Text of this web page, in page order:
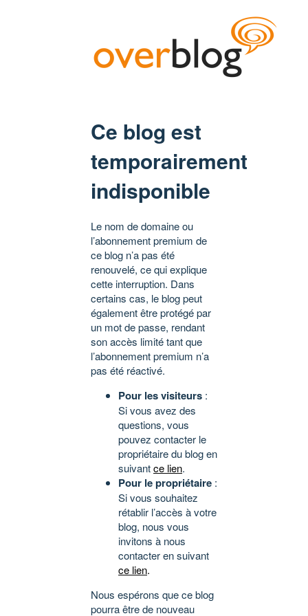
Ce blog est
temporairement
indisponible
Le nom de domaine ou
l’abonnement premium de
ce blog n’a pas été
renouvelé, ce qui explique
cette interruption. Dans
certains cas, le blog peut
également être protégé par
un mot de passe, rendant
son accès limité tant que
l’abonnement premium n’a
pas été réactivé.
Pour les visiteurs :
Si vous avez des
questions, vous
pouvez contacter le
propriétaire du blog en
suivantce lien.
Pour le propriétaire :
Si vous souhaitez
rétablir l’accès à votre
blog, nous vous
invitons à nous
contacter en suivant
ce lien.
Nous espérons que ce blog
pourra être de nouveau